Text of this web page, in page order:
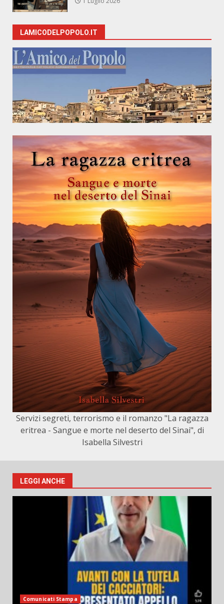
LAMICODELPOPOLO.IT
Servizi segreti, terrorismo e il romanzo "La ragazza
eritrea - Sangue e morte nel deserto del Sinai", di
Isabella Silvestri
LEGGI ANCHE
Comunicati Stampa